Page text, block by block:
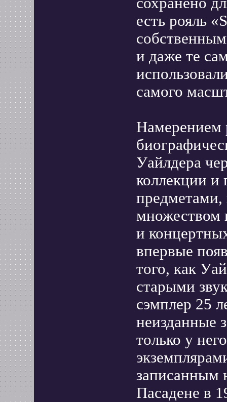
есть рояль
и даже те
самого
Намерением
Уайлдера
коллекции и
предметами,
множеством
и
впервые
того, как
старыми
сэмплер 25
неизданные
только у
записанным
Пасадене в